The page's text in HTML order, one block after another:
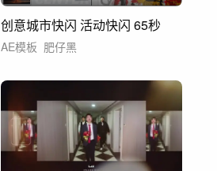
创意城市快闪 活动快闪 65秒
AE模板 肥仔黑